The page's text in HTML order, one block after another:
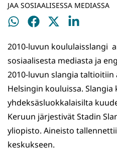
JAA SOSIAALISESSA MEDIASSA
Jaa
Jaa
Jaa
Jaa
2010-luvun koululaisslangi
sosiaalisesta mediasta ja
2010-luvun slangia taltioitiin
Helsingin kouluissa.
yhdeksäsluokkalaisilta
Keruun järjestivät Stadin
yliopisto. Aineisto
keskukseen.